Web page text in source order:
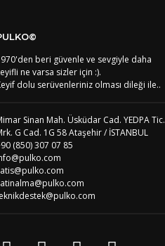
beri güvenle ve sevgiyle daha
ne varsa sizler için :).
dolu serüvenleriniz olması dileği ile..
Sinan Mah. Üsküdar Cad. YEDPA Tic.
G Cad. 1G 58 Ataşehir / İSTANBUL
(850) 307 07 85